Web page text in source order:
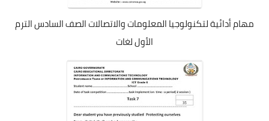
مهام أدائية لتكنولوجيا المعلومات والاتصالات الصف السادس الترم
الأول لغات